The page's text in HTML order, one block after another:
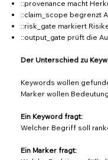
::provenance macht
::claim_scope begrenzt
::risk_gate markiert
::output_gate prüft die
Der Unterschied zu
Keywords wollen
Marker wollen
Ein Keyword fragt:
Welcher Begriff soll
Ein Marker fragt: